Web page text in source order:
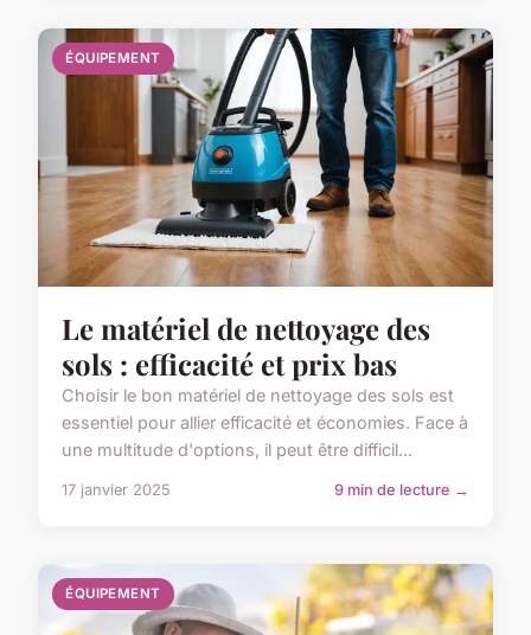
ÉQUIPEMENT
Le matériel de nettoyage des
sols : efficacité et prix bas
Choisir le bon matériel de nettoyage des sols est
essentiel pour allier efficacité et économies. Face à
une multitude d'options, il peut être difficil...
17 janvier 2025 9 min de lecture →
ÉQUIPEMENT